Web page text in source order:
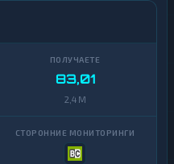
83,01
2,4 M